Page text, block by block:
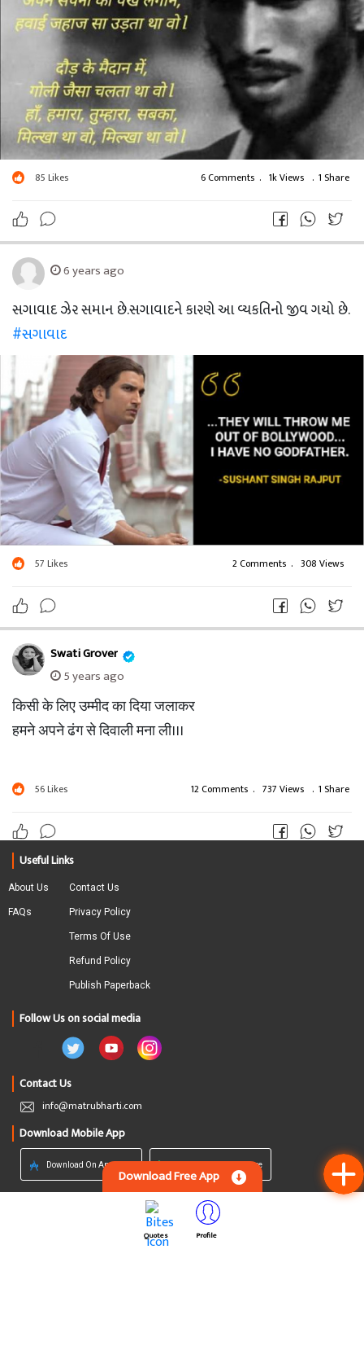
85 Likes 6 Comments . 1k Views . 1 Share
6 years ago
સગાવાદ ઝેર સમાન છે.સગાવાદને કારણે આ વ્યકતિનો જીવ ગયો છે.
#સગાવાદ
57 Likes 2 Comments . 308 Views
Swati Grover
5 years ago
किसी के लिए उम्मीद का दिया जलाकर
हमने अपने ढंग से दिवाली मना ली।।।
56Likes
Download Free App
Quotes Profile